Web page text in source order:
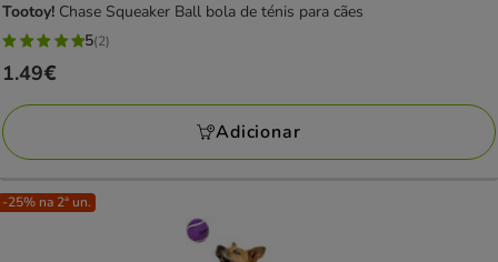
Tootoy! Chase Squeaker Ball bola de ténis para cães
5
estrelas
com
2
avaliações
5(2)
Preço
1.49€
1.49€
Adicionar
-25% na 2ª un.